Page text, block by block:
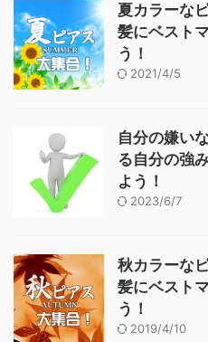
夏カラーな
髪にベスト
う！
2021/4/5
自分の嫌い
る自分の強
よう！
2023/6/7
秋カラーな
髪にベスト
う！
2019/4/10